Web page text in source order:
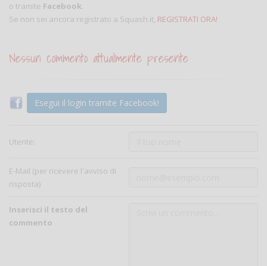
o tramite Facebook.
Se non sei ancora registrato a Squash.it, REGISTRATI ORA!
Nessun commento attualmente presente
Esegui il login tramite Facebook!
Utente:
E-Mail (per ricevere l'avviso di
risposta)
Inserisci il testo del
commento